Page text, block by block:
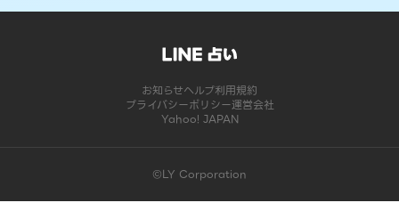
お知らせヘルプ利用規約
プライバシーポリシー運営会社
Yahoo! JAPAN
©LY Corporation
このコンテンツは掲載が終了しました | LINE占い